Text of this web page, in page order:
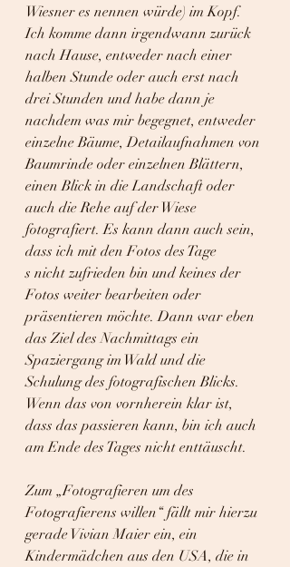
Wiesner es nennen würde) im Kopf.
Ich komme dann irgendwann zurück
nach Hause, entweder nach einer
halben Stunde oder auch erst nach
drei Stunden und habe dann je
nachdem was mir begegnet, entweder
einzelne Bäume, Detailaufnahmen von
Baumrinde oder einzelnen Blättern,
einen Blick in die Landschaft oder
auch die Rehe auf der Wiese
fotografiert. Es kann dann auch sein,
dass ich mit den Fotos des Tage
s nicht zufrieden bin und keines der
Fotos weiter bearbeiten oder
präsentieren möchte. Dann war eben
das Ziel des Nachmittags ein
Spaziergang im Wald und die
Schulung des fotografischen Blicks.
Wenn das von vornherein klar ist,
dass das passieren kann, bin ich auch
am Ende des Tages nicht enttäuscht.
Zum „Fotografieren um des
Fotografierens willen“ fällt mir hierzu
gerade Vivian Maier ein, ein
Kindermädchen aus den USA, die in